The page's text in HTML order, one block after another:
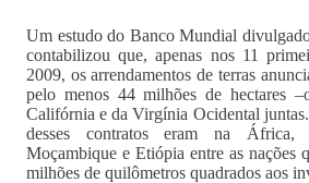
Um estudo do Banco Mundial
contabilizou que, apenas nos 11
2009, os arrendamentos de terras
pelo menos 44 milhões de hectares
Califórnia e da Virgínia Ocidental
desses contratos eram na África,
Moçambique e Etiópia entre as nações
milhões de quilômetros quadrados aos